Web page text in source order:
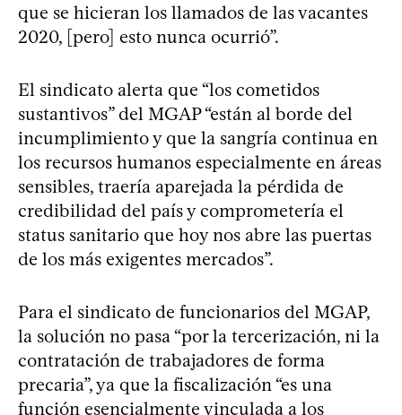
que se hicieran los llamados de las vacantes
2020, [pero] esto nunca ocurrió”.
El sindicato alerta que “los cometidos
sustantivos” del MGAP “están al borde del
incumplimiento y que la sangría continua en
los recursos humanos especialmente en áreas
sensibles, traería aparejada la pérdida de
credibilidad del país y comprometería el
status sanitario que hoy nos abre las puertas
de los más exigentes mercados”.
Para el sindicato de funcionarios del MGAP,
la solución no pasa “por la tercerización, ni la
contratación de trabajadores de forma
precaria”, ya que la fiscalización “es una
función esencialmente vinculada a los